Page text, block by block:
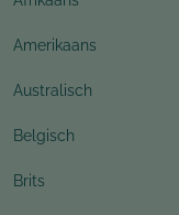
Amerikaans
Australisch
Belgisch
Brits